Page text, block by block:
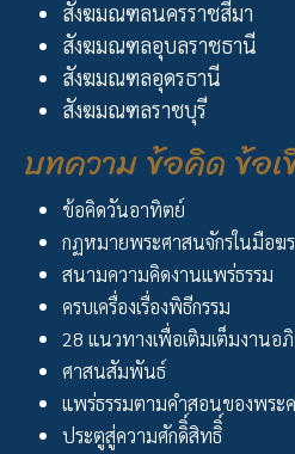
สังฆมณฑลนครราชสีมา
สังฆมณฑลอุบลราชธานี
สังฆมณฑลอุดรธานี
สังฆมณฑลราชบุรี
บทความ ข้อคิด ข้อ
ข้อคิดวันอาทิตย์
กฏหมายพระศาสนจักรในมือฆ
สนามความคิดงานแพร่ธรรม
ครบเครื่องเรื่องพิธีกรรม
28 แนวทางเพื่อเติมเต็มงานอ
ศาสนสัมพันธ์
แพร่ธรรมตามคำสอนของพระค
ประตูสู่ความศักดิิ์สิทธิิ์